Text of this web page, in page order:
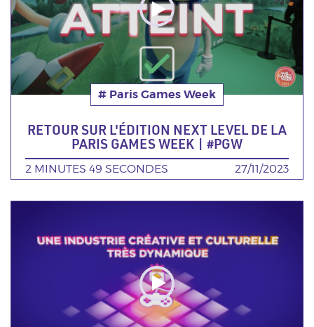
Thématique
# Paris Games Week
RETOUR SUR L'ÉDITION NEXT LEVEL DE LA
PARIS GAMES WEEK | #PGW
DURÉE
2 MINUTES 49 SECONDES DATE
27/11/2023
video